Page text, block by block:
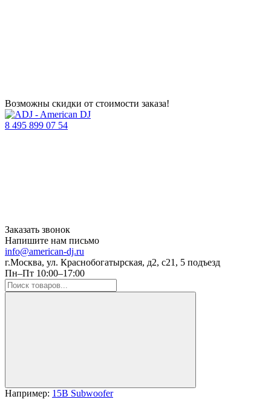
Возможны скидки от стоимости заказа!
8 495 899 07 54
Заказать звонок
Напишите нам письмо
info@american-dj.ru
г.Москва, ул. Краснобогатырская, д2, с21, 5 подъезд
Пн–Пт 10:00–17:00
Например: 15B Subwoofer